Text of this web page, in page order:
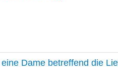
Dame betreffend die